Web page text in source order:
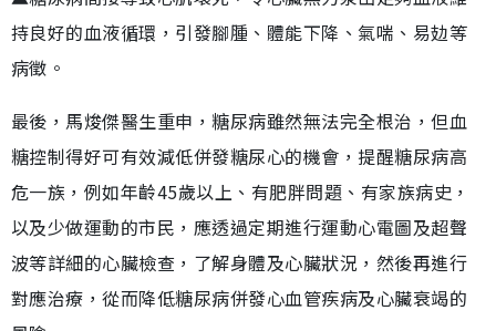
持良好的血液循環，引發腳腫、體能下降、氣喘、易攰等
病徵。
最後，馬焌傑醫生重申，糖尿病雖然無法完全根治，但血
糖控制得好可有效減低併發糖尿心的機會，提醒糖尿病高
危一族，例如年齡45歲以上、有肥胖問題、有家族病史，
以及少做運動的市民，應透過定期進行運動心電圖及超聲
波等詳細的心臟檢查，了解身體及心臟狀況，然後再進行
對應治療，從而降低糖尿病併發心血管疾病及心臟衰竭的